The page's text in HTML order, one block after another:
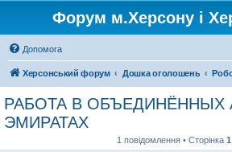
Форум м.Херсону і
Допомога
Херсонський форум Дошка оголошень
РАБОТА В ОБЪЕДИНЁННЫХ
ЭМИРАТАХ
1 повідомлення • Сторінка 1